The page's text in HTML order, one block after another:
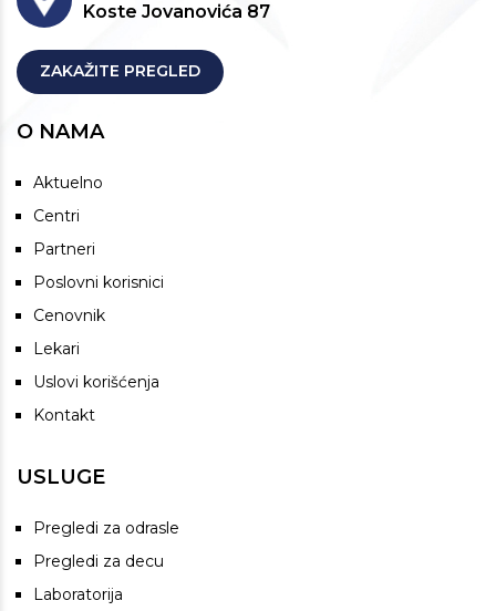
Koste Jovanovića 87
ZAKAŽITE PREGLED
O NAMA
Aktuelno
Centri
Partneri
Poslovni korisnici
Cenovnik
Lekari
Uslovi korišćenja
Kontakt
USLUGE
Pregledi za odrasle
Pregledi za decu
Laboratorija